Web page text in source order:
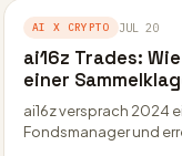
AI X CRYPTO JUL 20
ai16z Trades:
einer
ai16z versprach 2024
Fondsmanager und